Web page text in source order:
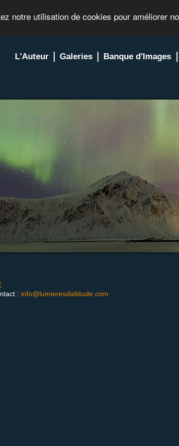
notre utilisation de cookies pour améliorer
L'Auteur Galeries Banque d'Images
: info@lumieresdaltitude.com